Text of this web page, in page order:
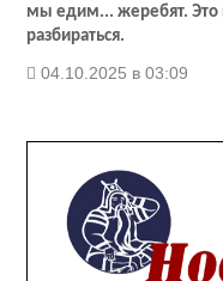
мы едим... жеребят. Это
разбираться.
04.10.2025 в 03:09